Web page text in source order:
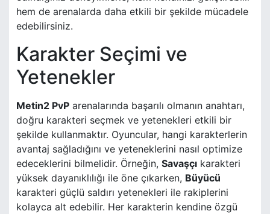
hem de arenalarda daha etkili bir şekilde mücadele
edebilirsiniz.
Karakter Seçimi ve
Yetenekler
Metin2 PvP arenalarında başarılı olmanın anahtarı,
doğru karakteri seçmek ve yetenekleri etkili bir
şekilde kullanmaktır. Oyuncular, hangi karakterlerin
avantaj sağladığını ve yeteneklerini nasıl optimize
edeceklerini bilmelidir. Örneğin, Savaşçı karakteri
yüksek dayanıklılığı ile öne çıkarken, Büyücü
karakteri güçlü saldırı yetenekleri ile rakiplerini
kolayca alt edebilir. Her karakterin kendine özgü